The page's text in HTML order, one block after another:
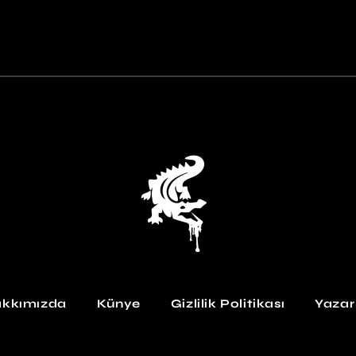
Künye Gizlilik Politikası